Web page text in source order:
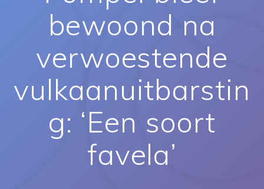
bewoond na
verwoestende
vulkaanuitbarstin
g: ‘Een soort
favela’